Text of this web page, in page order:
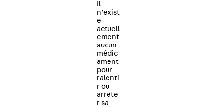
Il
n’exist
e
actuell
ement
aucun
médic
ament
pour
ralenti
r ou
arrête
r sa